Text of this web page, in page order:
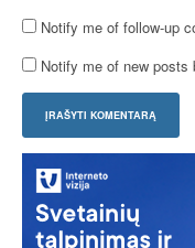
Notify me of follow-up
Notify me of new posts